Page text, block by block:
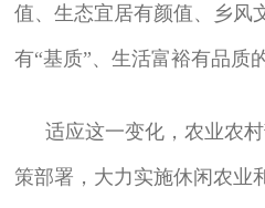
值、生态宜居有颜值、乡风
有“基质”、生活富裕有品质
适应这一变化，农业农
策部署，大力实施休闲农业